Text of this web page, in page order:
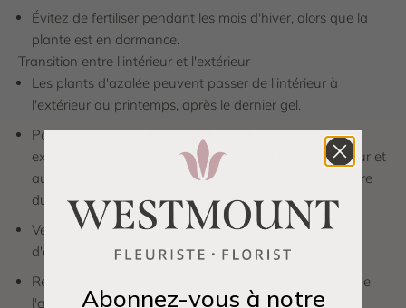
Évitez de fertiliser pendant les mois d'hiver, alors que la
plante est en dormance.
Transition entre l'intérieur et l'extérieur
Les plants d'azalée peuvent passer de l'intérieur à
l'extérieur au printemps, après le dernier gel.
Pour commencer, placez la plante dans une zone
extérieure ombragée pendant quelques heures par jour et
augmentez progressivement son exposition à la lumière
du soleil au fil du temps.
Veillez à ce que le sol extérieur soit bien drainant afin
d'éviter qu'il ne soit gorgé d'eau.
Rentrez la plante à l'intérieur avant les premiers gels de
l'automne.Abonnez-vous à notre